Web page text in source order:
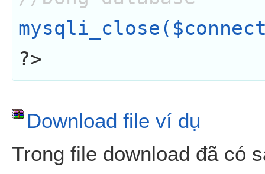
?>
Download file ví dụ
Trong file download đã có